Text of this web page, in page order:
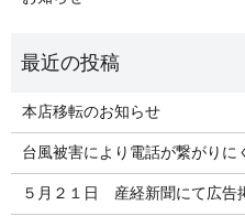
本店移転のお知らせ
台風被害により電話が繋がりに
５月２１日 産経新聞にて広告